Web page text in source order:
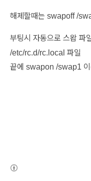
해제할때는 swapoff /
부팅시 자동으로 스왑 파
/etc/rc.d/rc.local 파일
끝에 swapon /swap1